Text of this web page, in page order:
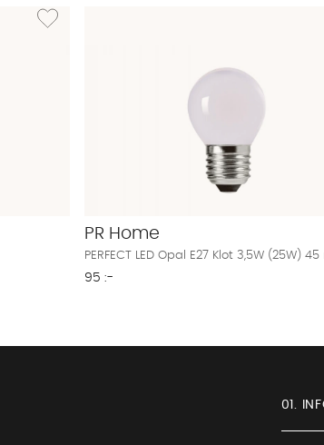
Lägg till i önskelista: LI JING Bordslampa Mörkblå
PR Home
PERFECT LED Opal E27 Klot 3,5W (25W)
95 :-
01.